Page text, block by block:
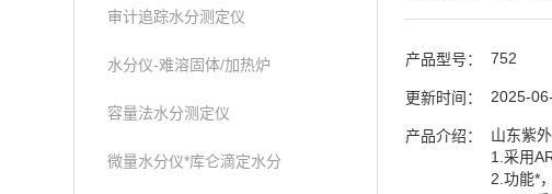
审计追踪水分测定仪
水分仪-难溶固体/加热炉
容量法水分测定仪
微量水分仪*库仑滴定水分
产品型号： 752
更新时间： 2025-
产品介绍：
山东紫
1.采用
2.功能*